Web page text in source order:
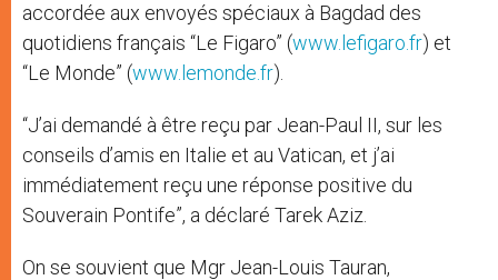
accordée aux envoyés spéciaux à Bagdad des
quotidiens français “Le Figaro” (www.lefigaro.fr) et
“Le Monde” (www.lemonde.fr).
“J’ai demandé à être reçu par Jean-Paul II, sur les
conseils d’amis en Italie et au Vatican, et j’ai
immédiatement reçu une réponse positive du
Souverain Pontife”, a déclaré Tarek Aziz.
On se souvient que Mgr Jean-Louis Tauran,